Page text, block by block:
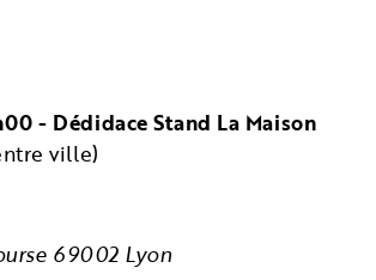
- Dédidace Stand La Maison
ville)
69002 Lyon